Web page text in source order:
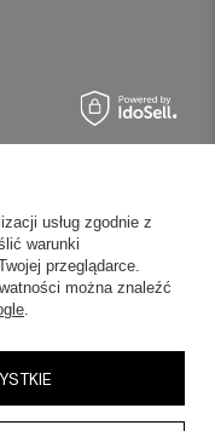
usług zgodnie z
warunki
przeglądarce.
można znaleźć
.